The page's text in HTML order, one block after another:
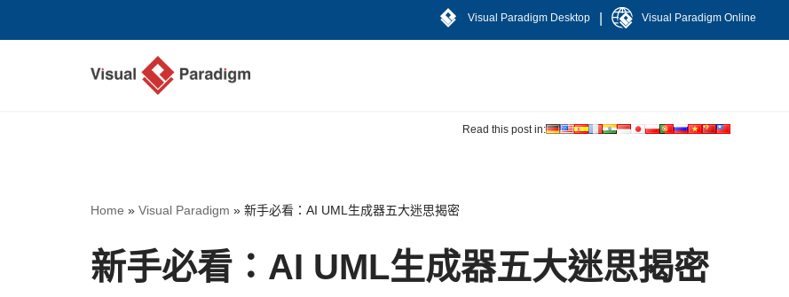
Visual Paradigm Desktop Visual Paradigm Online
Read this post in:
Home » Visual Paradigm » 新手必看：AI UML生成器五大迷思揭密
新手必看：AI UML生成器五大迷思揭密